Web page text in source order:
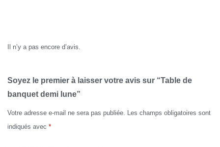
Il n’y a pas encore d’avis.
Soyez le premier à laisser votre avis sur “Table de
banquet demi lune”
Votre adresse e-mail ne sera pas publiée.
Les champs obligatoires sont
indiqués avec *